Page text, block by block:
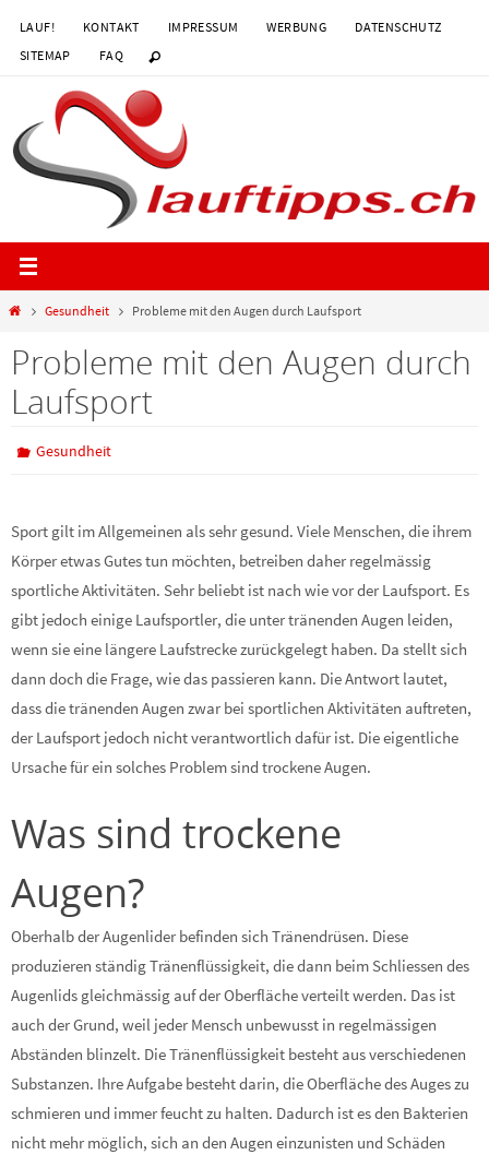
Zum
Inhalt
LAUF! KONTAKT IMPRESSUM WERBUNG
DATENSCHUTZ
SITEMAP
FAQ
StartGesundheit Probleme mit den Augen durch Laufsport
Probleme mit den Augen durch
Laufsport
Gesundheit
Sport gilt im Allgemeinen als sehr gesund. Viele Menschen, die ihrem
Körper etwas Gutes tun möchten, betreiben daher regelmässig
sportliche Aktivitäten. Sehr beliebt ist nach wie vor der Laufsport. Es
gibt jedoch einige Laufsportler, die unter tränenden Augen leiden,
wenn sie eine längere Laufstrecke zurückgelegt haben. Da stellt sich
dann doch die Frage, wie das passieren kann. Die Antwort lautet,
dass die tränenden Augen zwar bei sportlichen Aktivitäten auftreten,
der Laufsport jedoch nicht verantwortlich dafür ist. Die eigentliche
Ursache für ein solches Problem sind trockene Augen.
Was sind trockene
Augen?
Oberhalb der Augenlider befinden sich Tränendrüsen. Diese
produzieren ständig Tränenflüssigkeit, die dann beim Schliessen des
Augenlids gleichmässig auf der Oberfläche verteilt werden. Das ist
auch der Grund, weil jeder Mensch unbewusst in regelmässigen
Abständen blinzelt. Die Tränenflüssigkeit besteht aus verschiedenen
Substanzen. Ihre Aufgabe besteht darin, die Oberfläche des Auges zu
schmieren und immer feucht zu halten. Dadurch ist es den Bakterien
nicht mehr möglich, sich an den Augen einzunisten und Schäden